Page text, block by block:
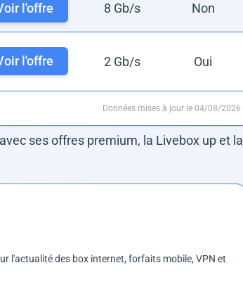
l'offre 8 Gb/s Non
l'offre 2 Gb/s Oui
Données mises à jour le 04/08/2026
ses offres premium, la Livebox up et la
l'actualité des box internet, forfaits mobile, VPN et